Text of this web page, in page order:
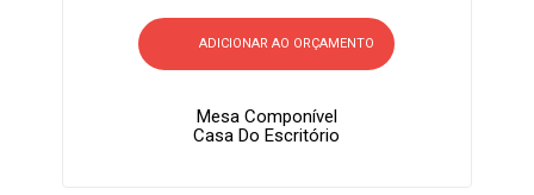
ADICIONAR AO ORÇAMENTO
Mesa Componível
Casa Do Escritório